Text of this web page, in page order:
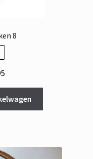
8
prijs
is:
€ 9,95.